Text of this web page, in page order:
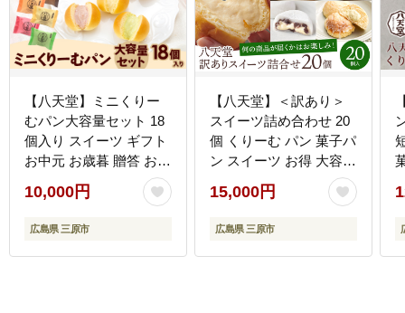
【八天堂】ミニくりー
むパン大容量セット 18
個入り スイーツ ギフト
お中元 お歳暮 贈答 お菓
子 詰合せ お菓子 手土産
甘いもの プレゼント
015020
10,000円
広島県 三原市
【八天堂】＜訳あり＞
スイーツ詰め合わせ 20
個 くりーむ パン 菓子パ
ン スイーツ お得 大容量
個包装 冷凍 人気 おすす
め 子どもが喜ぶ ご当地
スイーツパン クリーム
り 菓子 話題 ランキング
15,000円
広島県 三原市